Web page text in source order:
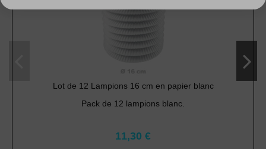
Lot de 12 Lampions 16 cm en papier blanc
Pack de 12 lampions blanc.
11,30 €